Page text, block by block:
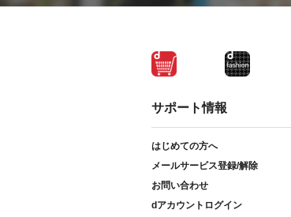
サポート情報
はじめての方へ
メールサービス登録/解除
お問い合わせ
dアカウントログイン